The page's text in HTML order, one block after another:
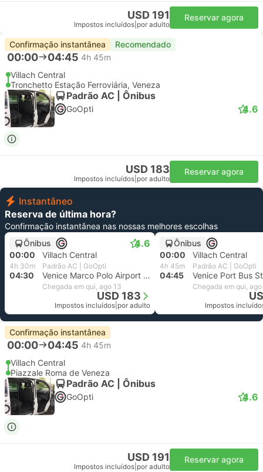
USD 191
Impostos incluídos por adulto
Reservar agora
Confirmação instantânea Recomendado
00:00 04:45 4h 45m
Villach Central
Tronchetto Estação Ferroviária, Veneza
Padrão AC | Ônibus
GoOpti 4.6
USD 183
Impostos incluídos por adulto
Reservar agora
Instantâneo
Reserva de última hora?
Confirmação instantânea nas nossas melhores escolhas
Ônibus
4.6
00:00 Villach Central
4h 30m Padrão AC | GoOpti
04:30 Venice Marco Polo Airport Parking 5
Chegada em qui, ago 13
USD 183
Impostos incluídos por adulto
Ônibus
00:00
Villach Central
4h 45m Padrão AC | GoOpti
04:45 Venice Port Bus
Chegada em qui,
Impostos
Confirmação instantânea
00:00 04:45 4h 45m
Villach Central
Piazzale Roma de Veneza
Padrão AC | Ônibus
GoOpti 4.6
USD 191
Impostos incluídos por adulto
Reservar agora